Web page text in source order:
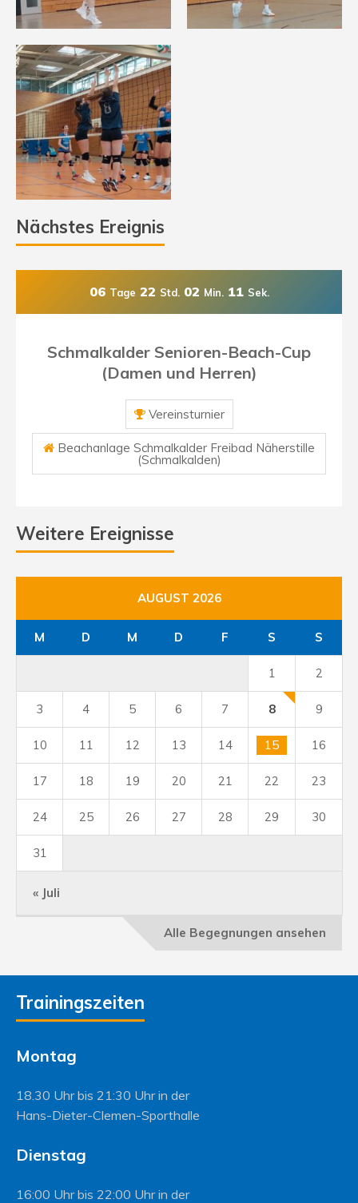
Nächstes Ereignis
06 Tage 22 Std. 02 Min. 09 Sek.
Schmalkalder Senioren-Beach-Cup
(Damen und Herren)
Vereinsturnier
Beachanlage Schmalkalder Freibad Näherstille
(Schmalkalden)
Weitere Ereignisse
AUGUST 2026
M D M D F S S
« Juli
1 2
3 4 5 6 7 8 9
10 11 12 13 14 15 16
17 18 19 20 21 22 23
24 25 26 27 28 29 30
31
Alle Begegnungen ansehen
Trainingszeiten
Montag
18.30 Uhr bis 21:30 Uhr in der
Hans-Dieter-Clemen-Sporthalle
Dienstag
16:00 Uhr bis 22:00 Uhr in der